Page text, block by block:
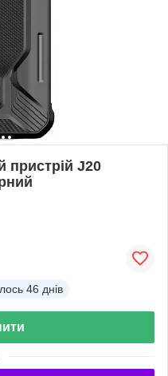
пристрій J20
46 днів